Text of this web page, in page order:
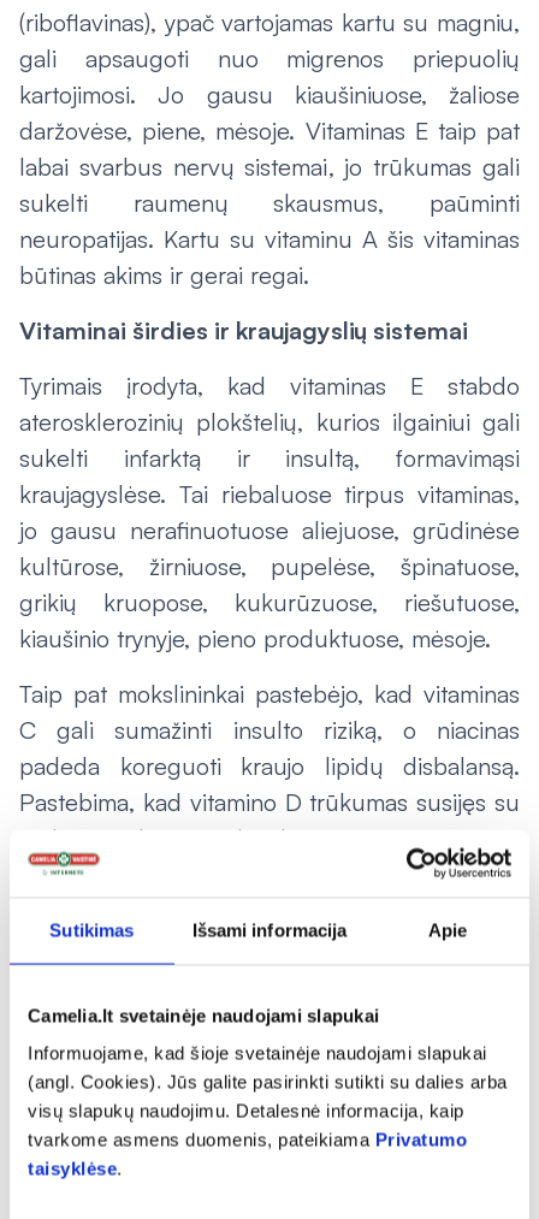
Sutikimas Išsami informacija Apie
Camelia.lt svetainėje naudojami slapukai
Informuojame, kad šioje svetainėje naudojami slapukai
(angl. Cookies). Jūs galite pasirinkti sutikti su dalies arba
visų slapukų naudojimu. Detalesnė informacija, kaip
tvarkome asmens duomenis, pateikiama Privatumo
taisyklėse.
(riboflavinas), ypač vartojamas kartu su magniu,
gali apsaugoti nuo migrenos priepuolių
kartojimosi. Jo gausu kiaušiniuose, žaliose
daržovėse, piene, mėsoje. Vitaminas E taip pat
labai svarbus nervų sistemai, jo trūkumas gali
sukelti raumenų skausmus, paūminti
neuropatijas. Kartu su vitaminu A šis vitaminas
būtinas akims ir gerai regai.
Vitaminai širdies ir kraujagyslių sistemai
Tyrimais įrodyta, kad vitaminas E stabdo
aterosklerozinių plokštelių, kurios ilgainiui gali
sukelti infarktą ir insultą, formavimąsi
kraujagyslėse. Tai riebaluose tirpus vitaminas,
jo gausu nerafinuotuose aliejuose, grūdinėse
kultūrose, žirniuose, pupelėse, špinatuose,
grikių kruopose, kukurūzuose, riešutuose,
kiaušinio trynyje, pieno produktuose, mėsoje.
Taip pat mokslininkai pastebėjo, kad vitaminas
C gali sumažinti insulto riziką, o niacinas
padeda koreguoti kraujo lipidų disbalansą.
Pastebima, kad vitamino D trūkumas susijęs su
širdies ir kraujagyslių ligomis, taip pat yra
įrodymų, kad jis didina širdies raumens
kalciferoliu, gaminasi mūsų odoje, kai būname
mažai saulės ir žmonės nepakankamai laiko
praleidžia lauke, vitamino D trūkumas stebimas
labai dažnai.
Jeigu su maistu negaunate pakankamai
vitaminų